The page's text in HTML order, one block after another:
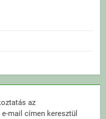
az
e-mail címen keresztül